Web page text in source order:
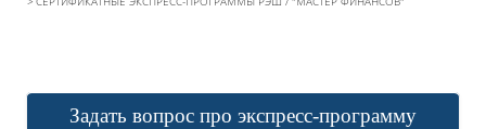
Задать вопрос про экспресс-программу